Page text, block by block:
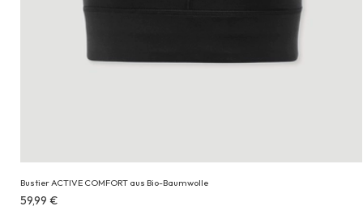
Bustier ACTIVE COMFORT aus Bio-Baumwolle
Erhältlich
59,99 €